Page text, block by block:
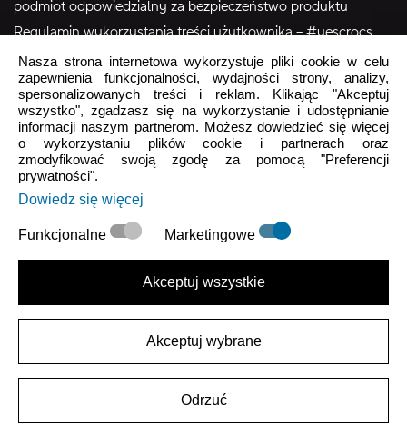
podmiot odpowiedzialny za bezpieczeństwo produktu
Regulamin wykorzystania treści użytkownika – #yescrocs
Obsługa Klienta
Pon - Pt9:00 - 16:00
Sob - NdzZamknięte
crocs.sklep@intersocks.pl
22 230 94 60
Wyślij
AkceptujePolityki Prywatności.
Nasza strona internetowa wykorzystuje pliki cookie w celu
zapewnienia funkcjonalności, wydajności strony, analizy,
spersonalizowanych treści i reklam. Klikając "Akceptuj
wszystko", zgadzasz się na wykorzystanie i udostępnianie
informacji naszym partnerom. Możesz dowiedzieć się więcej
o wykorzystaniu plików cookie i partnerach oraz
zmodyfikować swoją zgodę za pomocą "Preferencji
prywatności".
Dowiedz się więcej
Funkcjonalne Marketingowe
Akceptuj wszystkie
Akceptuj wybrane
Odrzuć